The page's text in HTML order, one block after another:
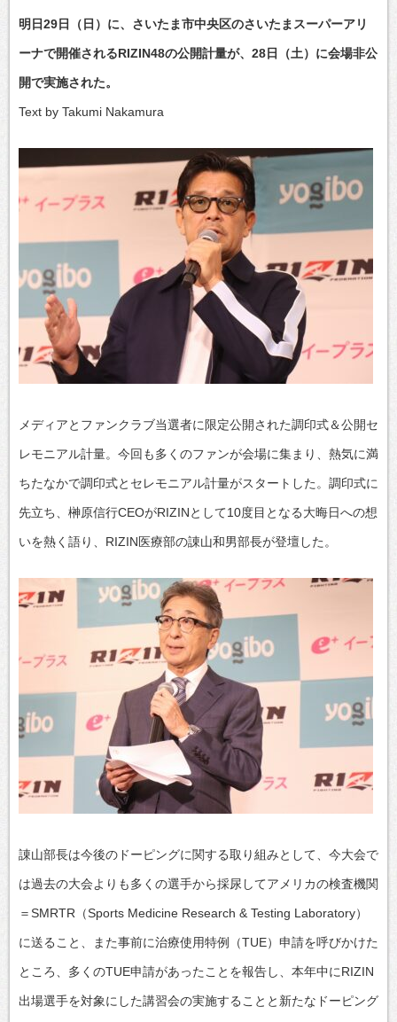
明日29日（日）に、さいたま市中央区のさいたまスーパーアリ
ーナで開催されるRIZIN48の公開計量が、28日（土）に会場非公
開で実施された。
Text by Takumi Nakamura
メディアとファンクラブ当選者に限定公開された調印式＆公開セ
レモニアル計量。今回も多くのファンが会場に集まり、熱気に満
ちたなかで調印式とセレモニアル計量がスタートした。調印式に
先立ち、榊󠄀原信行CEOがRIZINとして10度目となる大晦日への想
いを熱く語り、RIZIN医療部の諌山和男部長が登壇した。
諌山部長は今後のドーピングに関する取り組みとして、今大会で
は過去の大会よりも多くの選手から採尿してアメリカの検査機関
＝SMRTR（Sports Medicine Research & Testing Laboratory）
に送ること、また事前に治療使用特例（TUE）申請を呼びかけた
ところ、多くのTUE申請があったことを報告し、本年中にRIZIN
出場選手を対象にした講習会の実施することと新たなドーピング